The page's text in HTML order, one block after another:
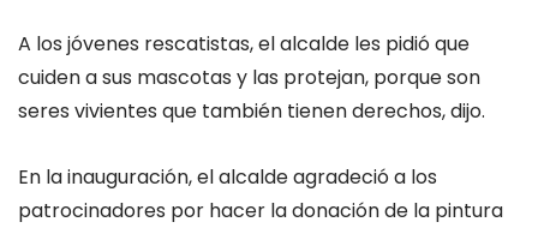
A los jóvenes rescatistas, el alcalde les pidió que
cuiden a sus mascotas y las protejan, porque son
seres vivientes que también tienen derechos, dijo.
En la inauguración, el alcalde agradeció a los
patrocinadores por hacer la donación de la pintura